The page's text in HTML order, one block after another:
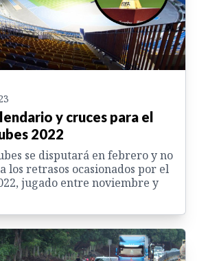
y cruces para el
2022
se disputará en febrero y no
los retrasos ocasionados por el
jugado entre noviembre y